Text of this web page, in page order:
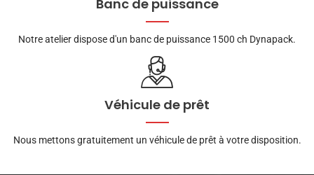
Banc de puissance
Notre atelier dispose d'un banc de puissance 1500 ch Dynapack.
Véhicule de prêt
Nous mettons gratuitement un véhicule de prêt à votre disposition.